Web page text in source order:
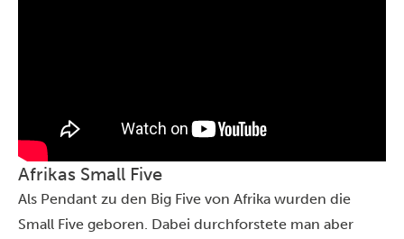
Afrikas Small Five
Als Pendant zu den Big Five von Afrika wurden die
Small Five geboren. Dabei durchforstete man aber